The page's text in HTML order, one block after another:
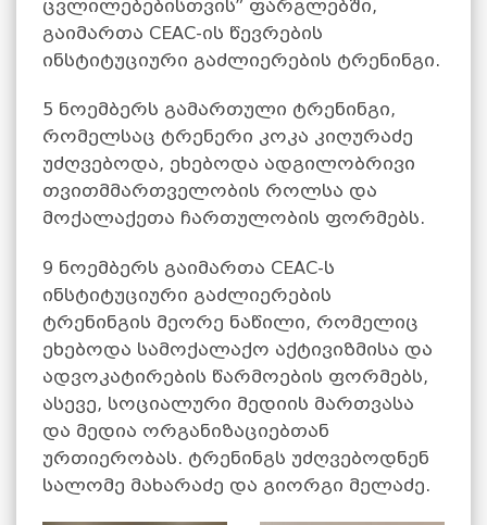
ცვლილებებისთვის” ფარგლებში,
გაიმართა CEAC-ის წევრების
ინსტიტუციური გაძლიერების ტრენინგი.
5 ნოემბერს გამართული ტრენინგი,
რომელსაც ტრენერი კოკა კიღურაძე
უძღვებოდა, ეხებოდა ადგილობრივი
თვითმმართველობის როლსა და
მოქალაქეთა ჩართულობის ფორმებს.
9 ნოემბერს გაიმართა CEAC-ს
ინსტიტუციური გაძლიერების
ტრენინგის მეორე ნაწილი, რომელიც
ეხებოდა სამოქალაქო აქტივიზმისა და
ადვოკატირების წარმოების ფორმებს,
ასევე, სოციალური მედიის მართვასა
და მედია ორგანიზაციებთან
ურთიერობას. ტრენინგს უძღვებოდნენ
სალომე მახარაძე და გიორგი მელაძე.